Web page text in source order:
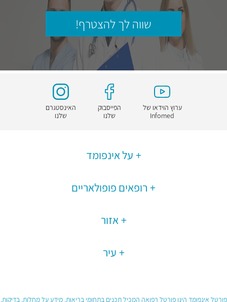
שווה לך להצטרף!
ערוץ הוידאו של
Infomed
הפייסבוק
שלנו
האינסטגרם
שלנו
על אינפומד
רופאים פופולאריים
אזור
עיר
פורטל אינפומד הינו פורטל רפואה המכיל תכנים בתחומי בריאות, מידע על מחלות, בדיקות,